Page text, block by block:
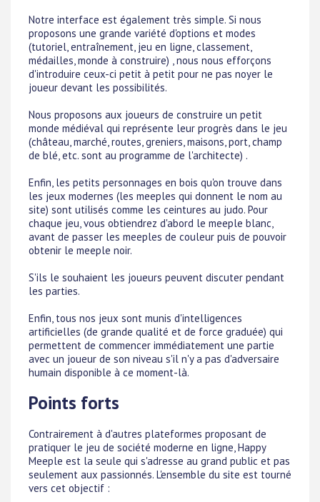
Notre interface est également très simple. Si nous
proposons une grande variété d'options et modes
(tutoriel, entraînement, jeu en ligne, classement,
médailles, monde à construire) , nous nous efforçons
d'introduire ceux-ci petit à petit pour ne pas noyer le
joueur devant les possibilités.
Nous proposons aux joueurs de construire un petit
monde médiéval qui représente leur progrès dans le jeu
(château, marché, routes, greniers, maisons, port, champ
de blé, etc. sont au programme de l'architecte) .
Enfin, les petits personnages en bois qu'on trouve dans
les jeux modernes (les meeples qui donnent le nom au
site) sont utilisés comme les ceintures au judo. Pour
chaque jeu, vous obtiendrez d'abord le meeple blanc,
avant de passer les meeples de couleur puis de pouvoir
obtenir le meeple noir.
S'ils le souhaient les joueurs peuvent discuter pendant
les parties.
Enfin, tous nos jeux sont munis d'intelligences
artificielles (de grande qualité et de force graduée) qui
permettent de commencer immédiatement une partie
avec un joueur de son niveau s'il n'y a pas d'adversaire
humain disponible à ce moment-là.
Points forts
Contrairement à d'autres plateformes proposant de
pratiquer le jeu de société moderne en ligne, Happy
Meeple est la seule qui s'adresse au grand public et pas
seulement aux passionnés. L'ensemble du site est tourné
vers cet objectif :